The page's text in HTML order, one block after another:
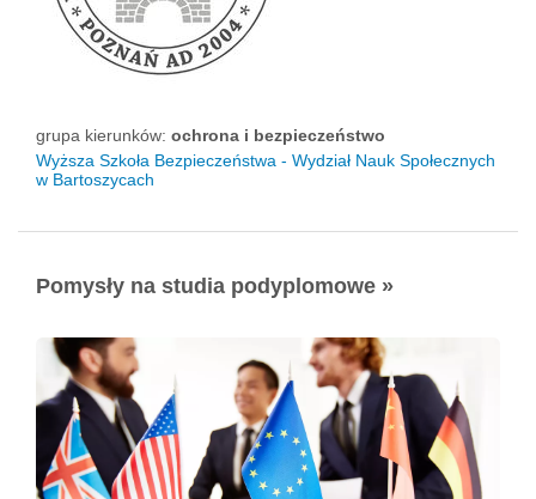
grupa kierunków: ochrona i bezpieczeństwo
Wyższa Szkoła Bezpieczeństwa - Wydział Nauk Społecznych
w Bartoszycach
Pomysły na studia podyplomowe »